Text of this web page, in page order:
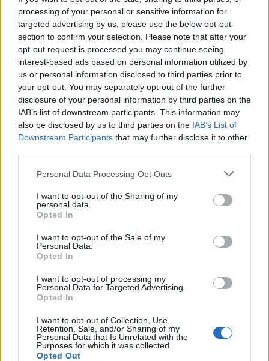
processing of your personal or sensitive information for
targeted advertising by us, please use the below opt-out
section to confirm your selection. Please note that after your
opt-out request is processed you may continue seeing
interest-based ads based on personal information utilized by
us or personal information disclosed to third parties prior to
your opt-out. You may separately opt-out of the further
disclosure of your personal information by third parties on the
IAB’s list of downstream participants. This information may
also be disclosed by us to third parties on the IAB’s List of
Downstream Participants that may further disclose it to other
Personal Data Processing Opt Outs
I want to opt-out of the Sharing of my
personal data.
Opted In
I want to opt-out of the Sale of my
Personal Data.
Opted In
I want to opt-out of processing my
Personal Data for Targeted Advertising.
Opted In
I want to opt-out of Collection, Use,
Retention, Sale, and/or Sharing of my
Personal Data that Is Unrelated with the
Purposes for which it was collected.
Opted Out
θυμίζει πως οι πέντε μεγαλύτερες συναυλίες που
έγιναν ποτέ στην Ελλάδα δεν ήταν απλώς μουσικά
γεγονότα, αλλά ζωντανά κεφάλαια της συλλογικής
μας μνήμης
Διαβάστε περισσότερα για τις πέντε συναυλίες
σταθμούς που μάζεψαν το μεγαλύτερο πλήθος
και έγραψαν ιστορία στην Αθήνα
Διάβασε σχετικά
Γιατί πέφτουν τα δέντρα στην Αθήνα: Οι
αποζημιώσεις
Στο μάτι της κάμερας: Η Αθήνα αποκτά
«έξυπνο» δίκτυο καταγραφής παραβάσεων
Διάβασε περισσότερα